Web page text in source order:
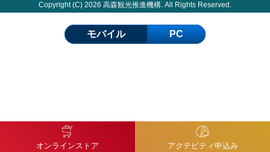
オンラインストア アクテビティ申込み
Copyright (C) 2026 高森観光推進機構. All Rights Reserved.
モバイル PC